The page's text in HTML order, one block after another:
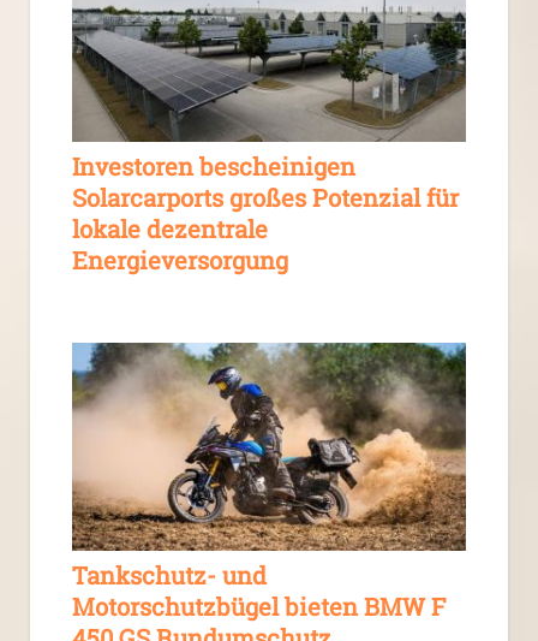
Investoren bescheinigen
Solarcarports großes Potenzial für
lokale dezentrale
Energieversorgung
Tankschutz- und
Motorschutzbügel bieten BMW F